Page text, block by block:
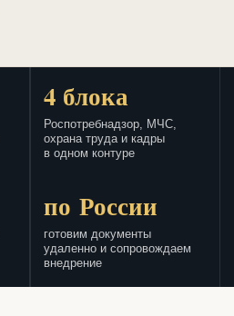
4 блока
Роспотребнадзор, МЧС,
охрана труда и кадры
в одном контуре
по России
готовим документы
удаленно и сопровождаем
внедрение